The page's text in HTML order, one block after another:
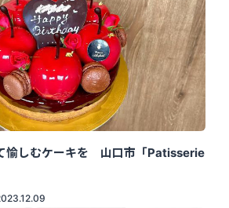
愉しむケーキを 山口市「Patisserie